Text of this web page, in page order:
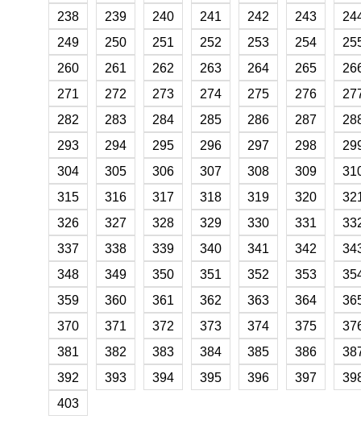
238
239 240 241 242 243
249
250 251 252 253 254
260
261 262 263 264 265
271
272 273 274 275 276
282
283 284 285 286 287
293
294 295 296 297 298
304
305 306 307 308 309
315
316 317 318 319 320
326
327 328 329 330 331
337
338 339 340 341 342
348
349 350 351 352 353
359
360 361 362 363 364
370
371 372 373 374 375
381
382 383 384 385 386
392
393 394 395 396 397
403